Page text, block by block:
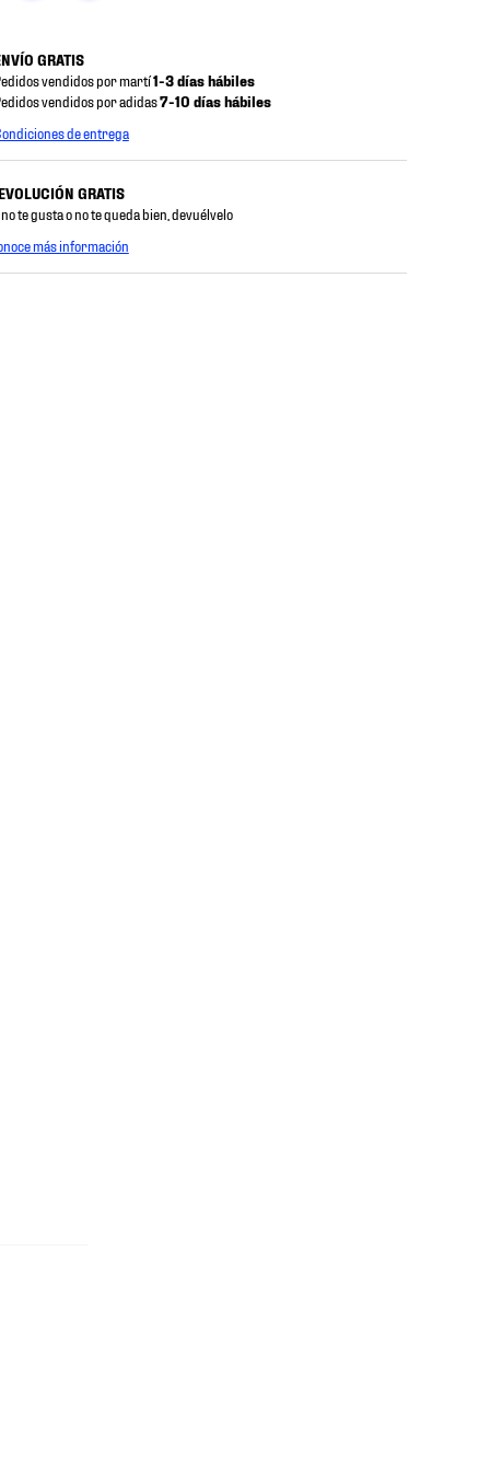
GRATIS
vendidos por martí1-3 días hábiles
vendidos por adidas7-10 días hábiles
de entrega
GRATIS
te gusta o no te queda bien, devuélvelo
más información